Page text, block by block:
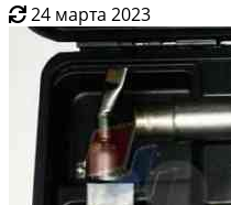
24 марта 2023